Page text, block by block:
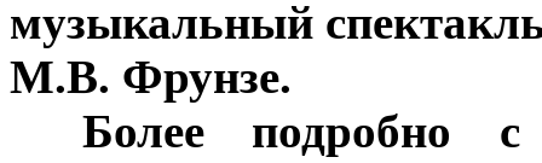
музыкальный
М.В. Фрунзе.
Более подробно с